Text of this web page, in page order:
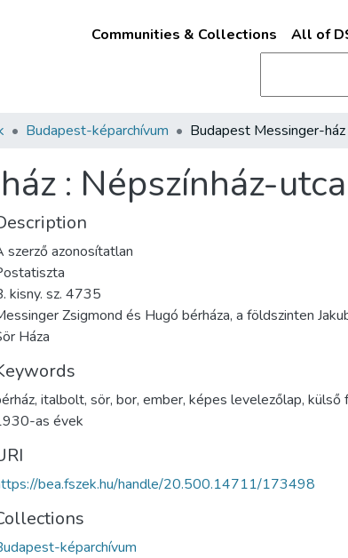
Communities & Collections All of
Budapest-képarchívum
: Népszínház-
szerző azonosítatlan
kisny. sz. 4735
Zsigmond és Hugó bérháza, a földszinten
Háza
, italbolt, sör, bor, ember, képes levelezőlap, külső
as évek
bea.fszek.hu/handle/20.500.14711/173498
képarchívum